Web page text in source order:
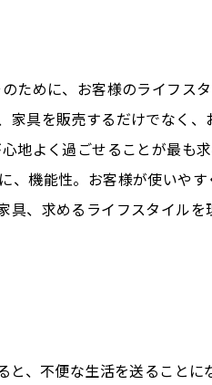
ために、お客様のライフス
家具を販売するだけでなく
地よく過ごせることが最も
、機能性。お客様が使いや
、求めるライフスタイルを
、不便な生活を送ることに